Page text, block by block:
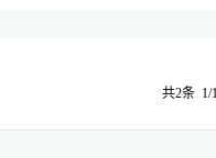
共2条 1/1